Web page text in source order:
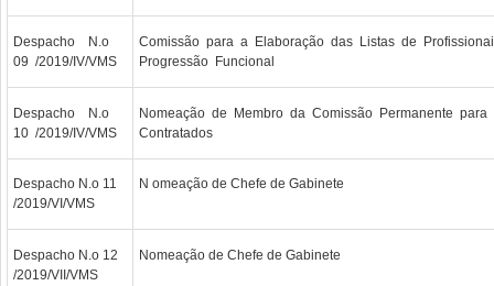
Despacho N.o
09 /2019/IV/VMS
Comissão para a Elaboração das Listas de
Progressão Funcional
Despacho N.o
10 /2019/IV/VMS
Nomeação de Membro da Comissão Permanente
Contratados
Despacho N.o 11
/2019/VI/VMS
N omeação de Chefe de Gabinete
Despacho N.o 12
/2019/VII/VMS
Nomeação de Chefe de Gabinete